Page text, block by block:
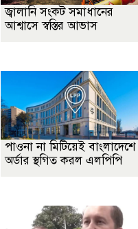
জ্বালানি সংকট সমাধানের
আশ্বাসে স্বস্তির আভাস
পাওনা না মিটিয়েই বাংলাদেশে
অর্ডার স্থগিত করল এলপিপি